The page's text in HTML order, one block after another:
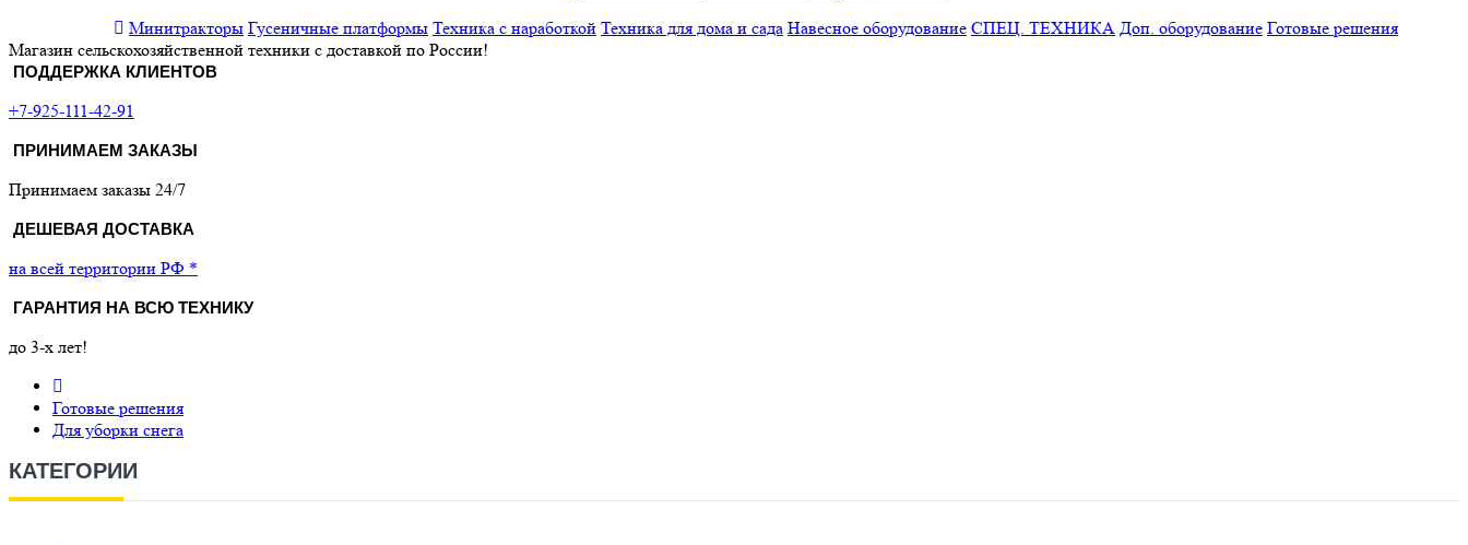
Минитракторы Гусеничные платформы Техника с наработкой Техника для дома и сада Навесное оборудование СПЕЦ. ТЕХНИКА Доп. оборудование Готовые решения
Магазин сельскохозяйственной техники с доставкой по России!
ПОДДЕРЖКА КЛИЕНТОВ
+7-925-111-42-91
ПРИНИМАЕМ ЗАКАЗЫ
Принимаем заказы 24/7
ДЕШЕВАЯ ДОСТАВКА
на всей территории РФ *
ГАРАНТИЯ НА ВСЮ ТЕХНИКУ
до 3-х лет!
Готовые решения
Для уборки снега
КАТЕГОРИИ